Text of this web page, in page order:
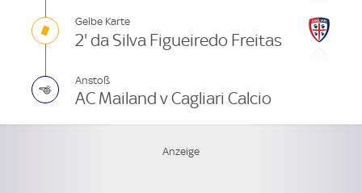
Gelbe Karte
2' da Silva Figueiredo Freitas
Anstoß
AC Mailand v Cagliari Calcio